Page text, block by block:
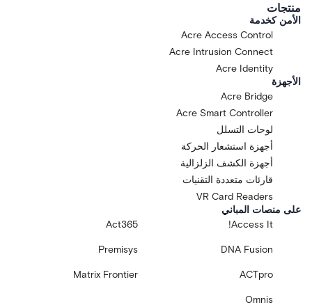
منتجات
الأمن كخدمة
Acre Access Control
Acre Intrusion Connect
Acre Identity
الأجهزة
Acre Bridge
Acre Smart Controller
لوحات التسلل
أجهزة استشعار الحركة
أجهزة الكشف الزلزالية
قارئات متعددة التقنيات
VR Card Readers
على منصات المباني
Access It!
Act365
DNA Fusion
Premisys
ACTpro
Matrix Frontier
Omnis